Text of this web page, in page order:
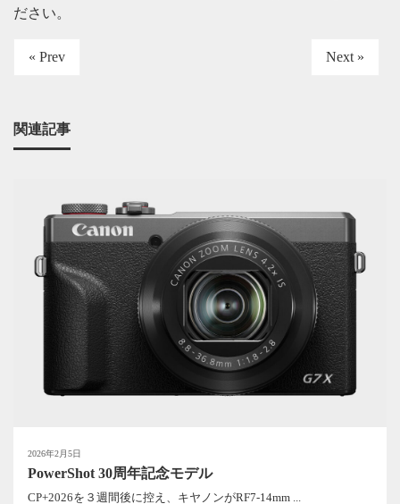
ださい。
« Prev Next »
関連記事
2026年2月5日
PowerShot 30周年記念モデル
CP+2026を３週間後に控え、キヤノンがRF7-14mm ...